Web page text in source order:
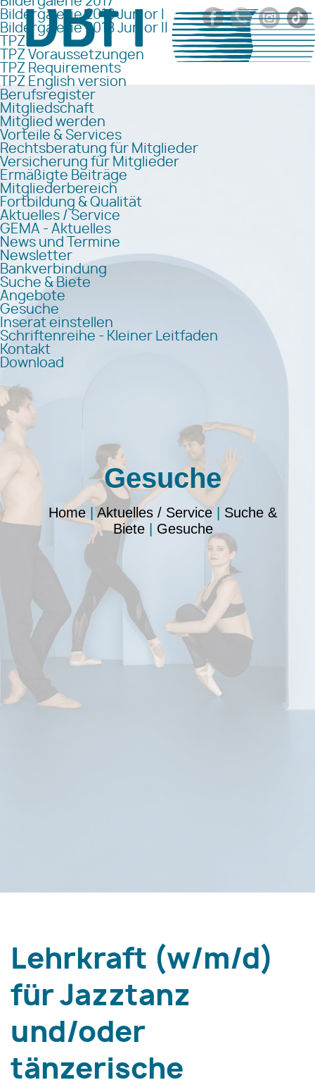
Bildergalerie 2018 Junior I
Bildergalerie 2018 Junior II
TPZ
TPZ Voraussetzungen
TPZ Requirements
TPZ English version
Berufsregister
Mitgliedschaft
Mitglied werden
Vorteile & Services
Rechtsberatung für Mitglieder
Versicherung für Mitglieder
Ermäßigte Beiträge
Mitgliederbereich
Fortbildung & Qualität
Aktuelles / Service
GEMA - Aktuelles
News und Termine
Newsletter
Bankverbindung
Suche & Biete
Angebote
Gesuche
Inserat einstellen
Schriftenreihe - Kleiner Leitfaden
Kontakt
Download
Gesuche
Home |Aktuelles / Service
Suche &
Biete| Gesuche
Lehrkraft (w/m/d)
für Jazztanz
und/oder
tänzerische